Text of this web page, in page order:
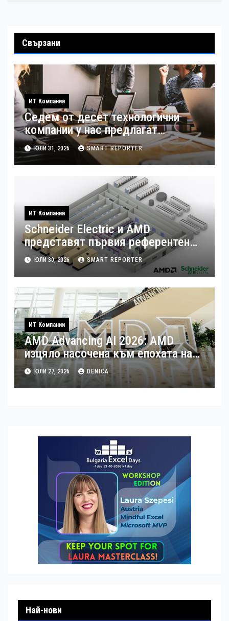
Свързани
ИТ Компании
Седем от десет технологични
компании у нас предлагат
хибридна работа
ЮЛИ 31, 2026 SMART REPORTER
ИТ Компании
Schneider Electric и AMD
представят първия референтен
дизайн на платформата Helios за
ускорено изграждане на фабрики
за ИИ
ЮЛИ 30, 2026 SMART REPORTER
ИТ Компании
AMD Advancing AI 2026: AMD
изцяло насочена към епохата на
Агентния AI
ЮЛИ 27, 2026 DENICA
Най-нови